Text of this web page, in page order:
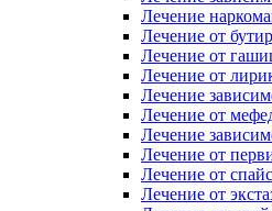
Лечение
Лечение от
Лечение от
Лечение от
Лечение
Лечение от
Лечение
Лечение от
Лечение от
Лечение от